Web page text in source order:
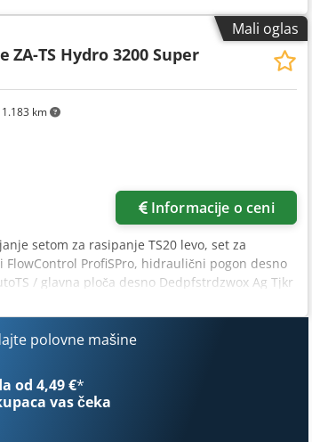
Mali oglas
km
ZA-TS Hydro 3200 Super
Informacije o ceni
setom za rasipanje TS20 levo, set za
ProfiSPro, hidraulični pogon desno
/ glavna ploča desno Dedpfstrdzwox Ag Tjkr
polovne mašine
od 4,49 €*
vas čeka